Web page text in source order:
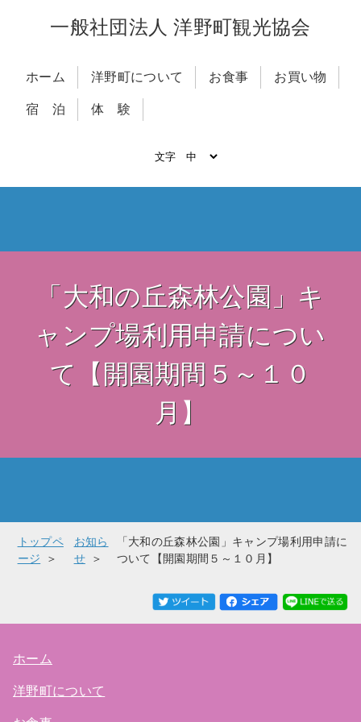
一般社団法人 洋野町観光協会
ホーム 洋野町について お食事 お買い物
宿 泊 体 験
「大和の丘森林公園」キ
ャンプ場利用申請につい
て【開園期間５～１０
月】
トップペ
ージ
お知ら
せ
「大和の丘森林公園」キャンプ場利用申請に
ついて【開園期間５～１０月】
ホーム
洋野町について